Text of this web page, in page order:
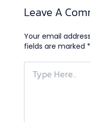
Leave A
Your email
fields are marked *
Here..